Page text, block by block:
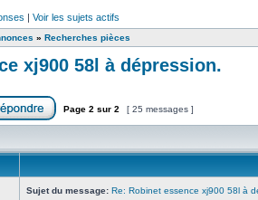
| Voir les sujets actifs
» Recherches pièces
xj900 58l à dépression.
Page 2 sur 2 [ 25 messages ]
Sujet du message: Re: Robinet essence xj900 58l à